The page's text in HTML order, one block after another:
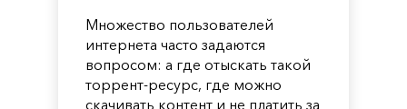
Множество пользователей
интернета часто задаются
вопросом: а где отыскать такой
торрент-ресурс, где можно
скачивать контент и не платить за